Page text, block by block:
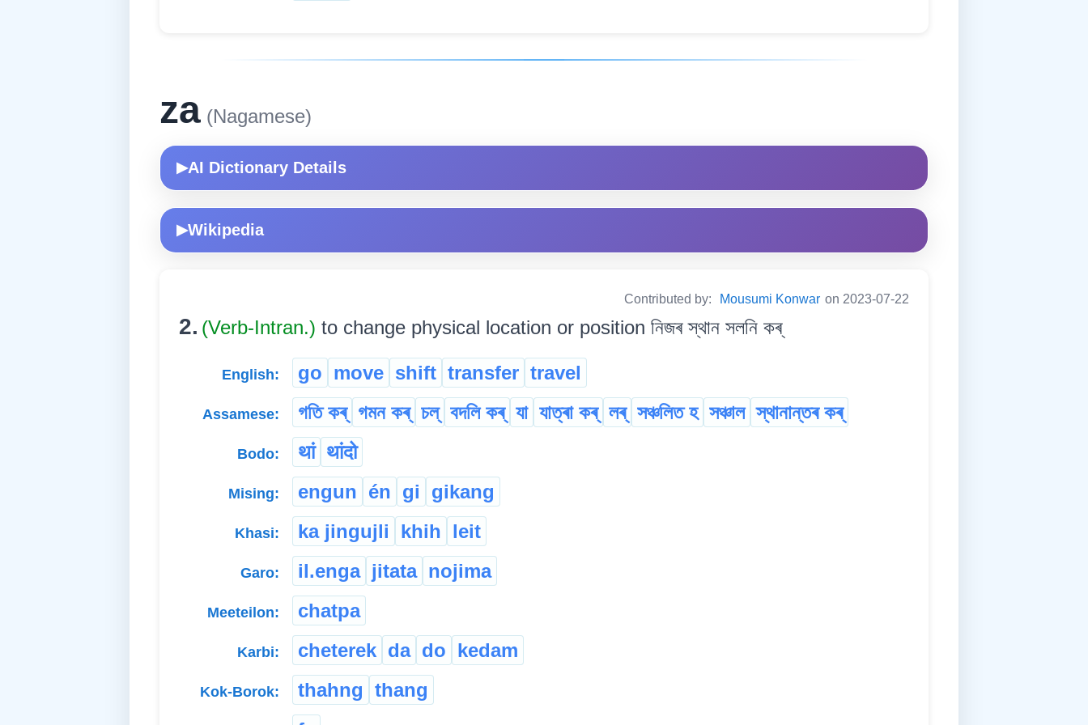
za (Nagamese)
▶AI Dictionary Details
▶Wikipedia
Contributed by: Mousumi Konwar on 2023-07-22
2. (Verb-Intran.) to change physical location or position নিজৰ স্থান সলনি কৰ্
English: go move shift transfer travel
Assamese: গতি কৰ্ গমন কৰ্ চল্ বদলি কৰ্ যা যাত্ৰা কৰ্ লৰ্ সঞ্চলিত হ সঞ্চাল স্থানান্তৰ কৰ্
Bodo: थां थांदो
Mising: engun én gi gikang
Khasi: ka jingujli khih leit
Garo: il.enga jitata nojima
Meeteilon: chatpa
Karbi: cheterek da do kedam
Kok-Borok: thahng thang